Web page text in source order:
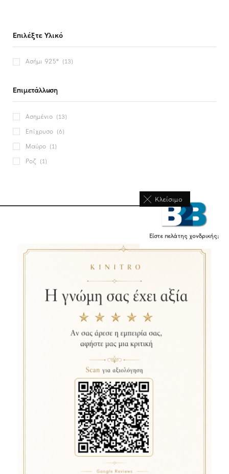
Κλείσιμο
Είστε πελάτης χονδρικής;
Επιλέξτε Υλικό
Ασήμι 925° (13)
Επιμετάλλωση
Ασημένιο (13)
Επίχρυσο (6)
Μαύρο (1)
Ροζ (1)